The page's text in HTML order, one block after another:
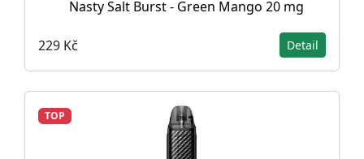
Nasty Salt Burst - Green Mango 20 mg
229 Kč Detail
TOP